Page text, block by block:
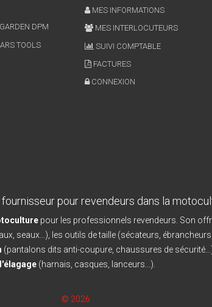
DPM
TOOLS
MES INFORMATIONS
MES INTERLOCUTEURS
SUIVI COMPTABLE
FACTURES
CONNEXION
pour revendeurs dans la
pour les professionnels revendeurs. Son
seaux...), les outils de taille (sécateurs,
(pantalons dits anti-coupure, chaussures de
(harnais, casques, lanceurs...).
© 2026